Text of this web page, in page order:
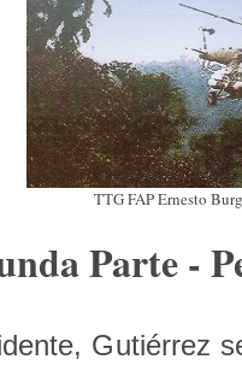
TTG FAP Ernesto
Parte -
Gutiérrez